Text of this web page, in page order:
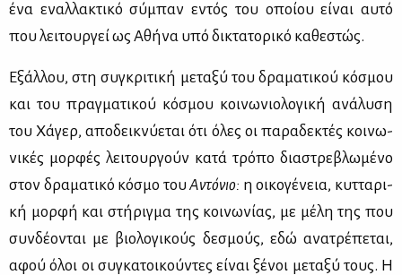
ένα εναλ­λα­κτι­κό σύ­μπαν εντός του οποί­ου εί­ναι αυ­τό
που λει­τουρ­γεί ως Αθή­να υπό δι­κτα­το­ρι­κό κα­θε­στώς.
Εξάλ­λου, στη συ­γκρι­τι­κή με­τα­ξύ του δρα­μα­τι­κού κό­σμου
και του πραγ­μα­τι­κού κό­σμου κοι­νω­νιο­λο­γι­κή ανά­λυ­ση
του Χά­γερ, απο­δει­κνύ­ε­ται ότι όλες οι πα­ρα­δε­κτές κοι­νω­
νι­κές μορ­φές λει­τουρ­γούν κα­τά τρό­πο δια­στρε­βλω­μέ­νο
στον δρα­μα­τι­κό κό­σμο τουΑντό­νιο: η οι­κο­γέ­νεια, κυτ­τα­ρι­
κή μορ­φή και στή­ριγ­μα της κοι­νω­νί­ας, με μέ­λη της που
συν­δέ­ο­νται με βιο­λο­γι­κούς δε­σμούς, εδώ ανα­τρέ­πε­ται,
αφού όλοι οι συ­γκα­τοι­κού­ντες εί­ναι ξέ­νοι με­τα­ξύ τους. Η